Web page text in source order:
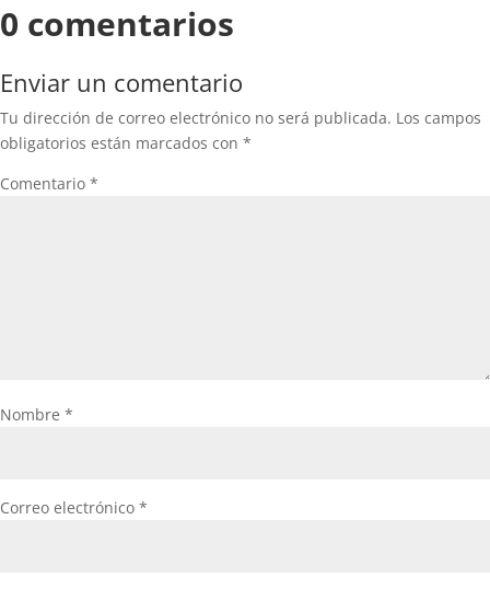
0 comentarios
Enviar un comentario
Tu dirección de correo electrónico no será publicada. Los campos
obligatorios están marcados con *
Comentario *
Nombre *
Correo electrónico *